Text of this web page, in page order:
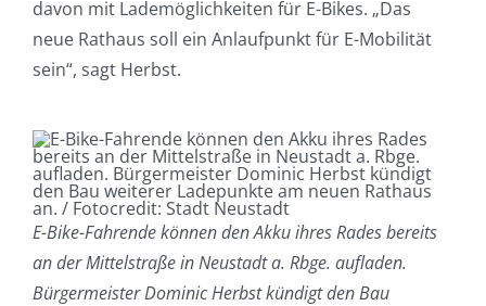
davon mit Lademöglichkeiten für E-Bikes. „Das
neue Rathaus soll ein Anlaufpunkt für E-Mobilität
sein“, sagt Herbst.
E-Bike-Fahrende können den Akku ihres Rades bereits
an der Mittelstraße in Neustadt a. Rbge. aufladen.
Bürgermeister Dominic Herbst kündigt den Bau